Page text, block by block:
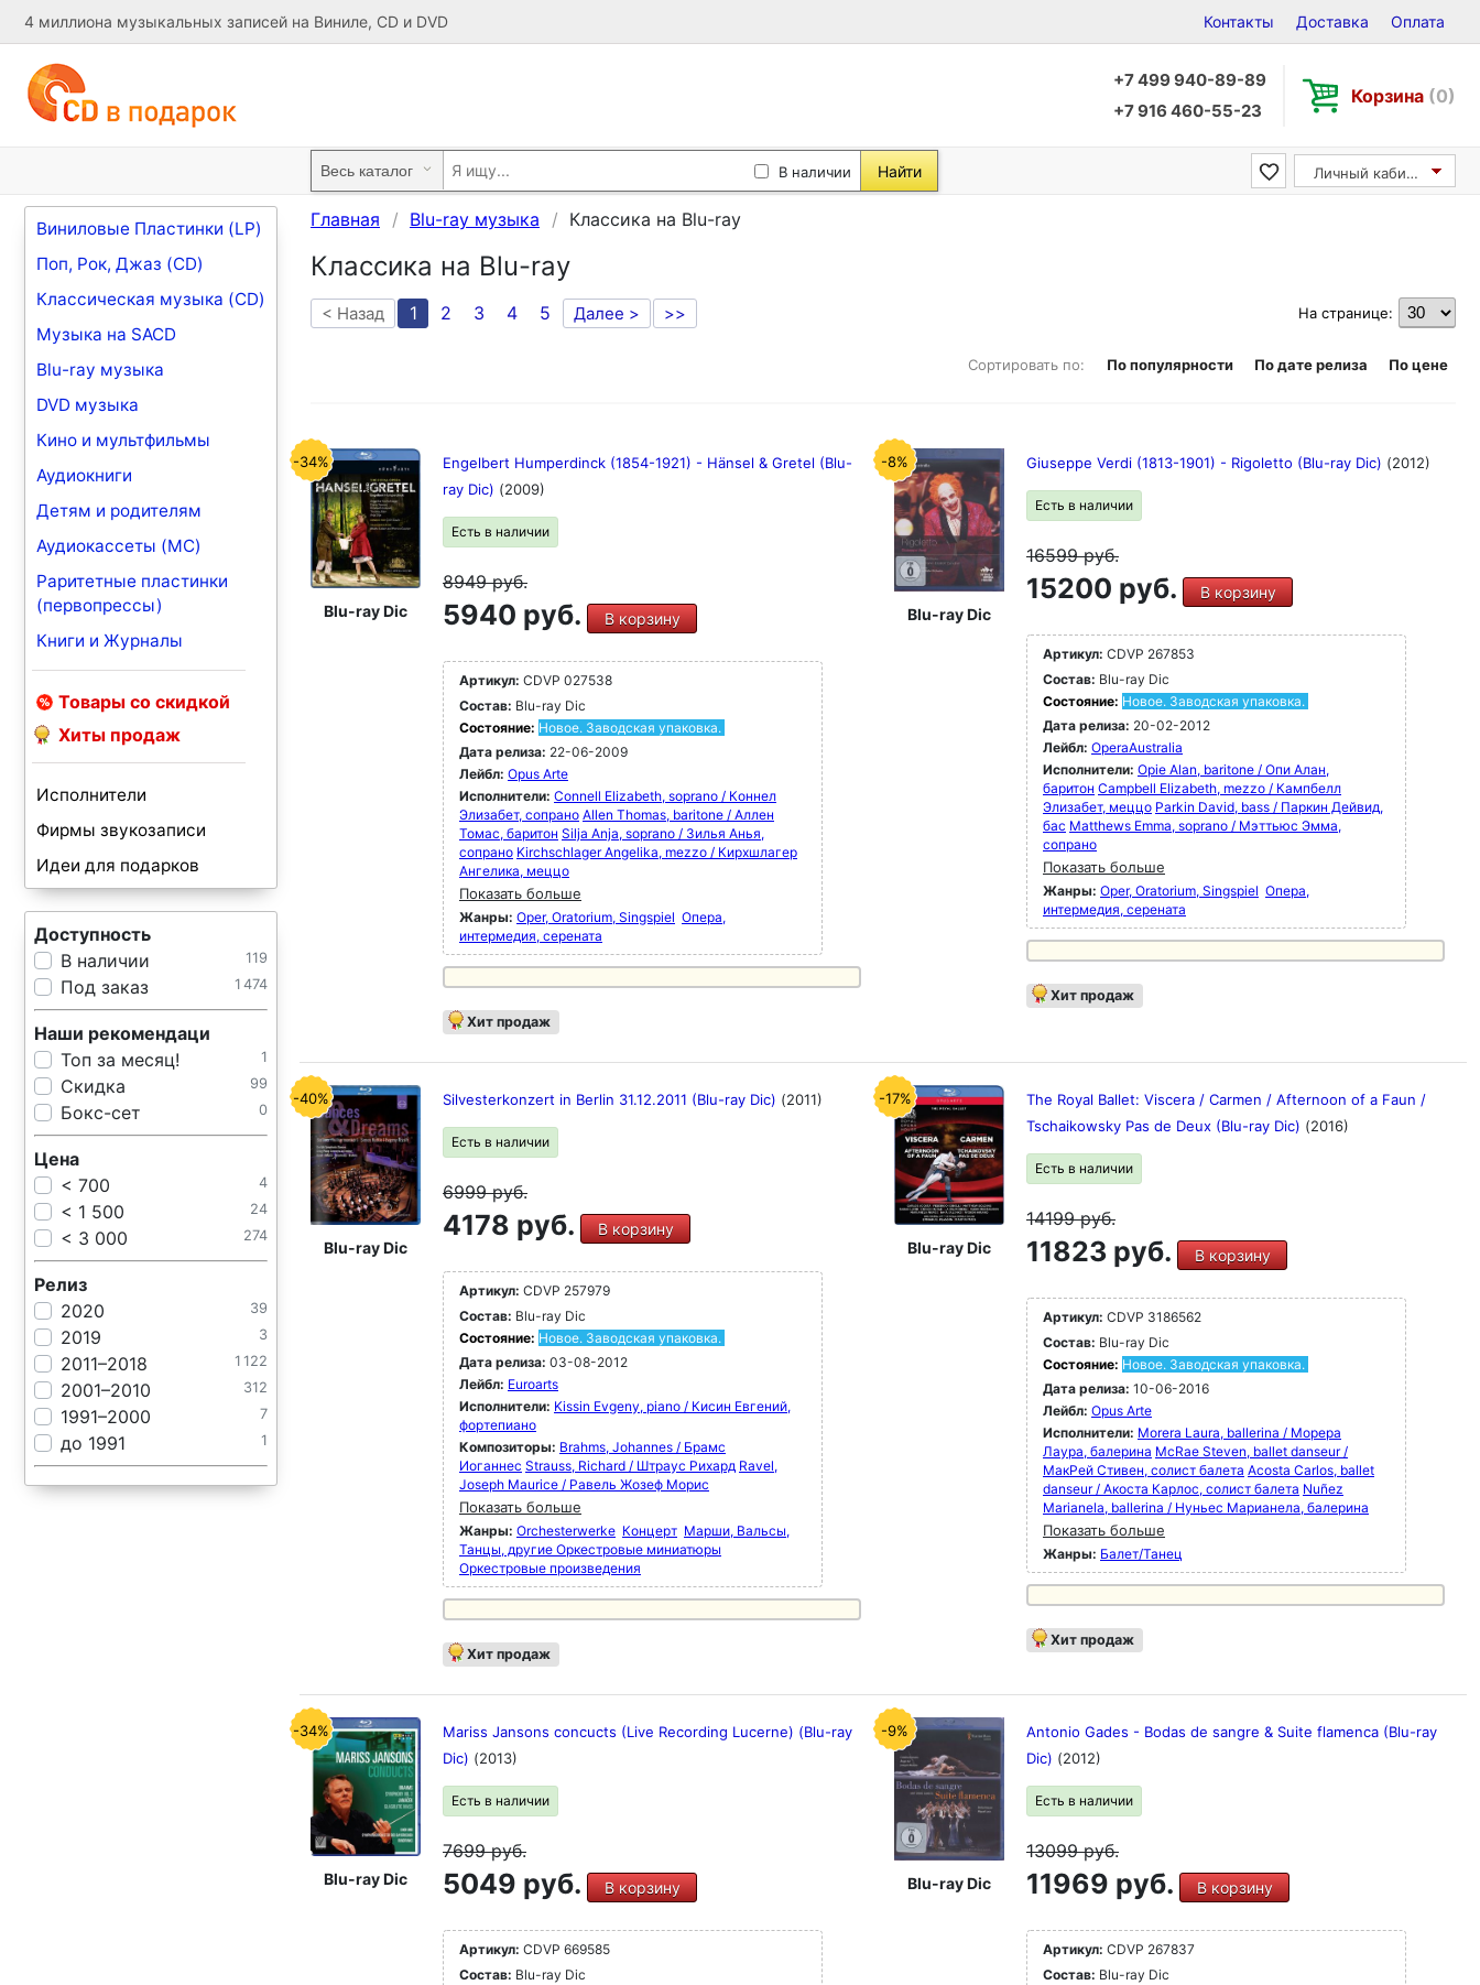
4 миллиона музыкальных записей на Виниле, CD и DVD Контакты Доставка Оплата
+7 499 940-89-89
+7 916 460-55-23
Корзина (0)
В наличии Найти Личный кабинет
Виниловые Пластинки (LP)
Поп, Рок, Джаз (CD)
Классическая музыка (CD)
Музыка на SACD
Blu-ray музыка
DVD музыка
Кино и мультфильмы
Аудиокниги
Детям и родителям
Аудиокассеты (MC)
Раритетные пластинки
(первопрессы)
Книги и Журналы
Товары со скидкой
Хиты продаж
Исполнители
Фирмы звукозаписи
Идеи для подарков
Доступность
В наличии
119
Под заказ 1 474
Наши рекомендаци
Топ за месяц!
1
Скидка 99
Бокс-сет 0
Цена
< 700
4
< 1 500 24
< 3 000 274
Релиз
2020
39
2019 3
2011–2018 1 122
2001–2010 312
1991–2000 7
до 1991 1
Главная Blu-ray музыка Классика на Blu-ray
Классика на Blu-ray
< Назад 1 2 3 4 5 Далее > >> На странице:
Сортировать по: По популярности По дате релиза По цене
-34%
Blu-ray Dic
Engelbert Humperdinck (1854-1921) - Hänsel & Gretel (Blu-
ray Dic) (2009)
Есть в наличии
8949руб.
5940 руб. В корзину
Артикул: CDVP 027538
Состав: Blu-ray Dic
Состояние: Новое. Заводская упаковка.
Дата релиза: 22-06-2009
Лейбл: Opus Arte
Исполнители: Connell Elizabeth, soprano / Коннел
Элизабет, сопрано Allen Thomas, baritone / Аллен
Томас, баритон Silja Anja, soprano / Зилья Анья,
сопрано Kirchschlager Angelika, mezzo / Кирхшлагер
Ангелика, меццо
Показать больше
Жанры: Oper, Oratorium, Singspiel Опера,
интермедия, серената
Хит продаж
-8%
Blu-ray Dic
Giuseppe Verdi (1813-1901) - Rigoletto (Blu-ray Dic) (2012)
Есть в наличии
16599руб.
15200 руб. В корзину
Артикул: CDVP 267853
Состав: Blu-ray Dic
Состояние: Новое. Заводская упаковка.
Дата релиза: 20-02-2012
Лейбл: OperaAustralia
Исполнители: Opie Alan, baritone / Опи Алан,
баритон Campbell Elizabeth, mezzo / Кампбелл
Элизабет, меццо Parkin David, bass / Паркин Дейвид,
бас Matthews Emma, soprano / Мэттьюс Эмма,
сопрано
Показать больше
Жанры: Oper, Oratorium, Singspiel Опера,
интермедия, серената
Хит продаж
-40%
Blu-ray Dic
Silvesterkonzert in Berlin 31.12.2011 (Blu-ray Dic) (2011)
Есть в наличии
6999руб.
4178 руб. В корзину
Артикул: CDVP 257979
Состав: Blu-ray Dic
Состояние: Новое. Заводская упаковка.
Дата релиза: 03-08-2012
Лейбл: Euroarts
Исполнители: Kissin Evgeny, piano / Кисин Евгений,
фортепиано
Композиторы: Brahms, Johannes / Брамс
Иоганнес Strauss, Richard / Штраус Рихард Ravel,
Joseph Maurice / Равель Жозеф Морис
Показать больше
Жанры: Orchesterwerke Концерт Марши, Вальсы,
Танцы, другие Оркестровые миниатюры
Оркестровые произведения
Хит продаж
-17%
Blu-ray Dic
The Royal Ballet: Viscera / Carmen / Afternoon of a Faun /
Tschaikowsky Pas de Deux (Blu-ray Dic) (2016)
Есть в наличии
14199руб.
11823 руб. В корзину
Артикул: CDVP 3186562
Состав: Blu-ray Dic
Состояние: Новое. Заводская упаковка.
Дата релиза: 10-06-2016
Лейбл: Opus Arte
Исполнители: Morera Laura, ballerina / Морера
Лаура, балерина McRae Steven, ballet danseur /
МакРей Стивен, солист балета Acosta Carlos, ballet
danseur / Акоста Карлос, солист балета Nuñez
Marianela, ballerina / Нуньес Марианела, балерина
Показать больше
Жанры: Балет/Танец
Хит продаж
-34%
Blu-ray Dic
Mariss Jansons concucts (Live Recording Lucerne) (Blu-ray
Dic) (2013)
Есть в наличии
7699руб.
5049 руб. В корзину
Артикул: CDVP 669585
Состав: Blu-ray Dic
-9%
Blu-ray Dic
Antonio Gades - Bodas de sangre & Suite flamenca (Blu-ray
Dic) (2012)
Есть в наличии
13099руб.
11969 руб. В корзину
Артикул: CDVP 267837
Состав: Blu-ray Dic